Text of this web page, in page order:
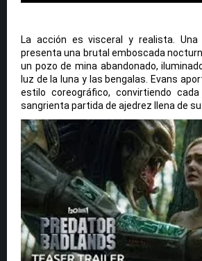
La acción es visceral y realista. Una
presenta una brutal emboscada
un pozo de mina abandonado,
luz de la luna y las bengalas. Evans
estilo coreográfico, convirtiendo
sangrienta partida de ajedrez llena de